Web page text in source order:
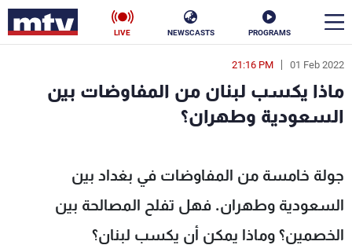
PROGRAMS
NEWSCASTS
LIVE
01 Feb 2022
21:16 PM
ماذا يكسب لبنان من المفاوضات بين
السعودية وطهران؟
جولة خامسة من المفاوضات في بغداد بين
السعودية وطهران. فهل تفلح المصالحة بين
الخصمين؟ وماذا يمكن أن يكسب لبنان؟
en
الأخبار
إقتصاد فن
منوعات رياضة